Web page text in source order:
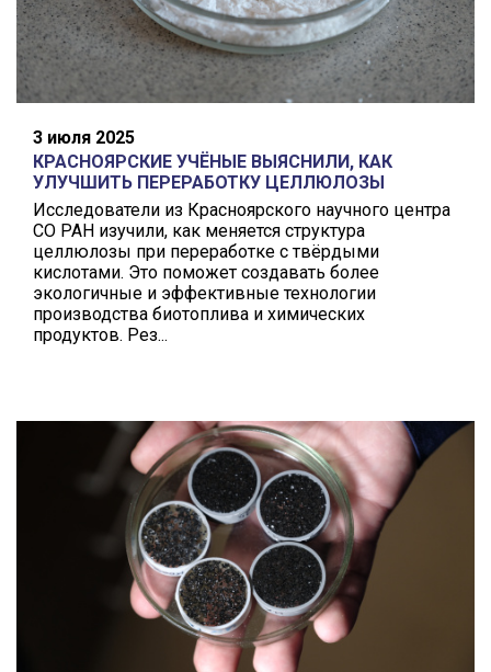
3 июля 2025
КРАСНОЯРСКИЕ УЧЁНЫЕ ВЫЯСНИЛИ, КАК
УЛУЧШИТЬ ПЕРЕРАБОТКУ ЦЕЛЛЮЛОЗЫ
Исследователи из Красноярского научного центра
СО РАН изучили, как меняется структура
целлюлозы при переработке с твёрдыми
кислотами. Это поможет создавать более
экологичные и эффективные технологии
производства биотоплива и химических
продуктов. Рез...